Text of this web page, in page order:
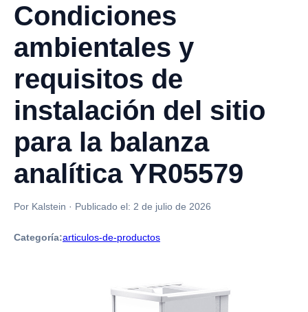
Condiciones
ambientales y
requisitos de
instalación del sitio
para la balanza
analítica YR05579
Por Kalstein · Publicado el: 2 de julio de 2026
Categoría:articulos-de-productos